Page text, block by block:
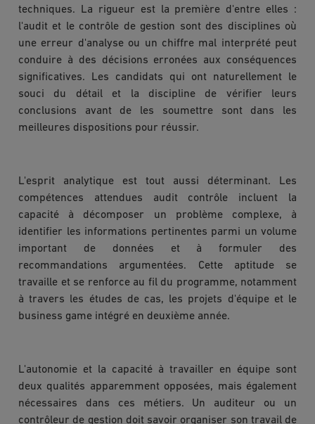
techniques. La rigueur est la première d'entre elles :
l'audit et le contrôle de gestion sont des disciplines où
une erreur d'analyse ou un chiffre mal interprété peut
conduire à des décisions erronées aux conséquences
significatives. Les candidats qui ont naturellement le
souci du détail et la discipline de vérifier leurs
conclusions avant de les soumettre sont dans les
meilleures dispositions pour réussir.
L'esprit analytique est tout aussi déterminant. Les
compétences attendues audit contrôle incluent la
capacité à décomposer un problème complexe, à
identifier les informations pertinentes parmi un volume
important de données et à formuler des
recommandations argumentées. Cette aptitude se
travaille et se renforce au fil du programme, notamment
à travers les études de cas, les projets d'équipe et le
business game intégré en deuxième année.
L'autonomie et la capacité à travailler en équipe sont
deux qualités apparemment opposées, mais également
nécessaires dans ces métiers. Un auditeur ou un
contrôleur de gestion doit savoir organiser son travail de